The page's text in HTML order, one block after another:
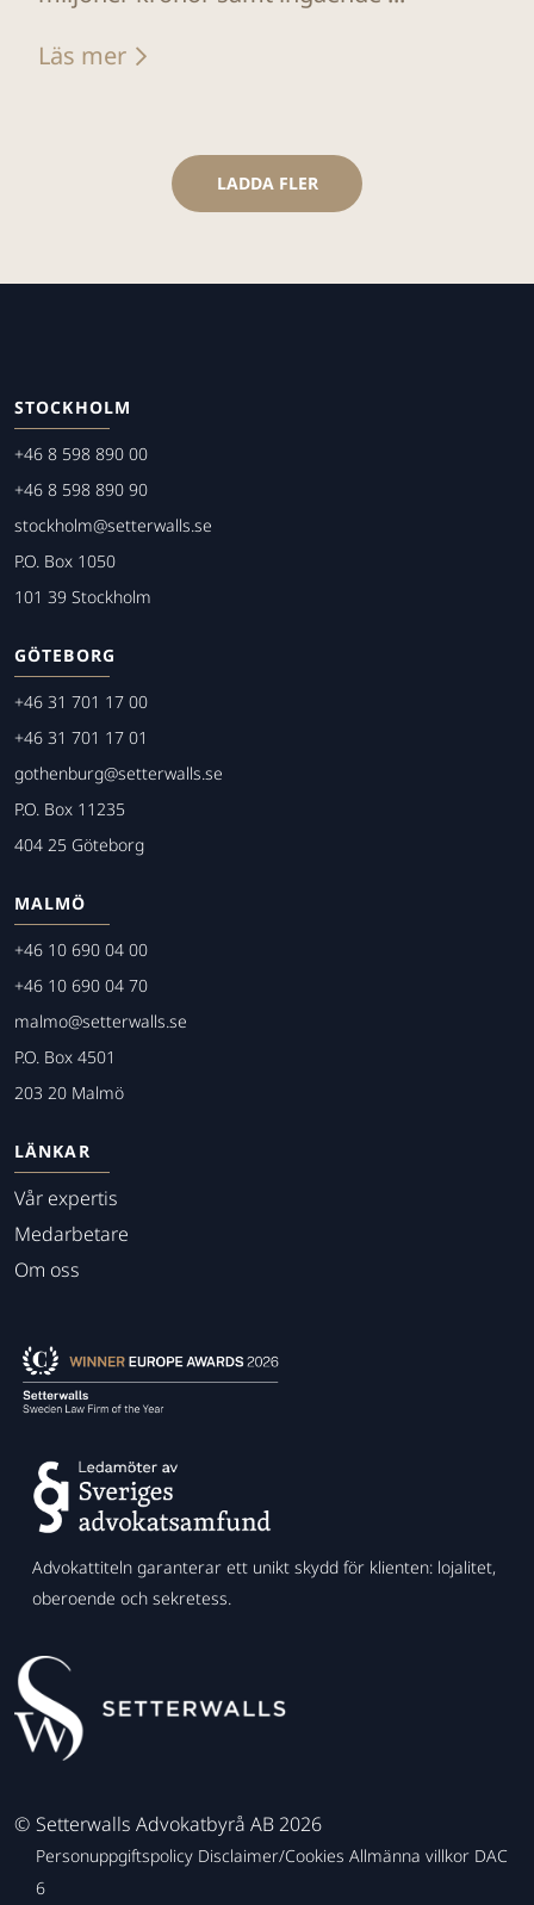
Läs mer
LADDA FLER
STOCKHOLM
+46 8 598 890 00
+46 8 598 890 90
stockholm@setterwalls.se
P.O. Box 1050
101 39 Stockholm
GÖTEBORG
+46 31 701 17 00
+46 31 701 17 01
gothenburg@setterwalls.se
P.O. Box 11235
404 25 Göteborg
MALMÖ
+46 10 690 04 00
+46 10 690 04 70
malmo@setterwalls.se
P.O. Box 4501
203 20 Malmö
LÄNKAR
Vår expertis
Medarbetare
Om oss
Advokattiteln garanterar ett unikt skydd för klienten: lojalitet,
oberoende och sekretess.
© Setterwalls Advokatbyrå AB 2026
Personuppgiftspolicy Disclaimer/Cookies Allmänna villkor DAC
6